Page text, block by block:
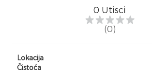
0 Utisci
(0)
Lokacija
Čistoća